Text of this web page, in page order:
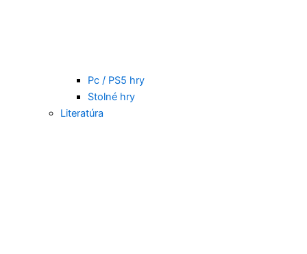
Pc / PS5 hry
Stolné hry
Literatúra